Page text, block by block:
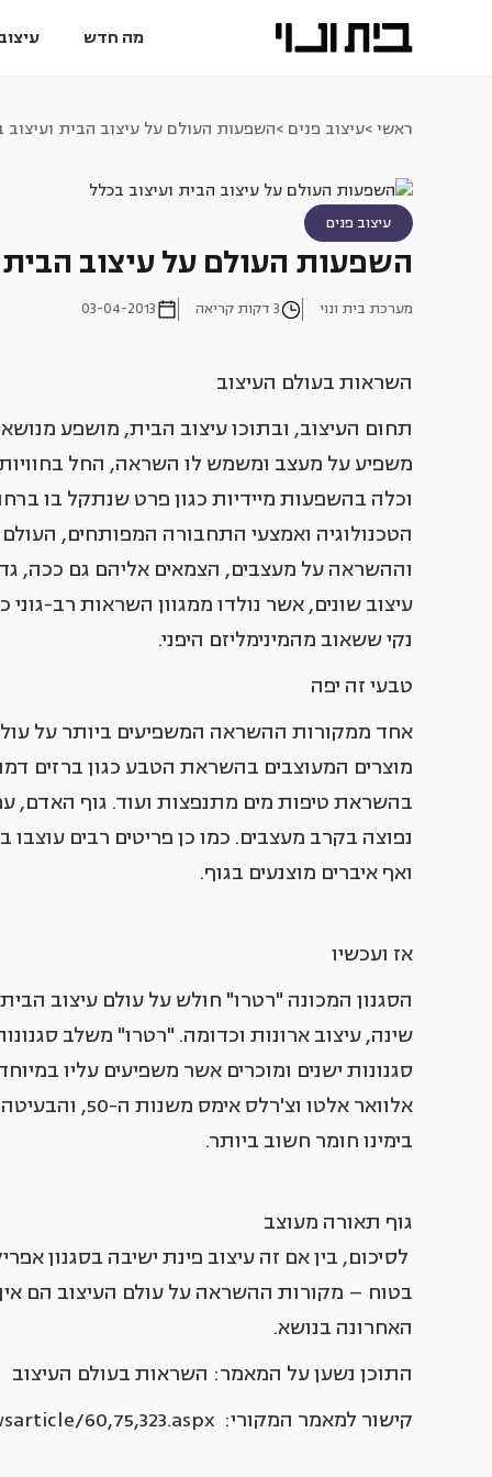
מה חדש
ראשי >עיצוב פנים >השפעות העולם על עיצוב הבית ועיצוב
עיצוב פנים
השפעות העולם על עיצוב הבית
מערכת בית ונוי 3 דקות קריאה 03-04-2013
השראות בעולם העיצוב
תחום העיצוב, ובתוכו עיצוב הבית, מושפע
משפיע על מעצב ומשמש לו השראה, החל
וכלה בהשפעות מיידיות כגון פרט שנתקל בו
הטכנולוגיה ואמצעי התחבורה המפותחים,
וההשראה על מעצבים, הצמאים אליהם גם ככה,
עיצוב שונים, אשר נולדו ממגוון השראות רב-גוני
נקי ששאוב מהמינימליזם היפני.
טבעי זה יפה
אחד ממקורות ההשראה המשפיעים ביותר על
מוצרים המעוצבים בהשראת הטבע כגון ברזים
בהשראת טיפות מים מתנפצות ועוד. גוף האדם,
נפוצה בקרב מעצבים. כמו כן פריטים רבים
ואף איברים מוצנעים בגוף.
אז ועכשיו
הסגנון המכונה "רטרו" חולש על עולם עיצוב
שינה, עיצוב ארונות וכדומה. "רטרו" משלב
בימינו חומר חשוב ביותר.
גוף תאורה מעוצב
לסיכום, בין אם זה עיצוב פינת ישיבה בסגנון
בטוח – מקורות ההשראה על עולם העיצוב הם
האחרונה בנושא.
התוכן נשען על המאמר: השראות בעולם העיצוב
קישור למאמר המקורי: http://www.baitvenoy.co.il/newsarticle/60,75,323.aspx מהמינימליזם היפני.